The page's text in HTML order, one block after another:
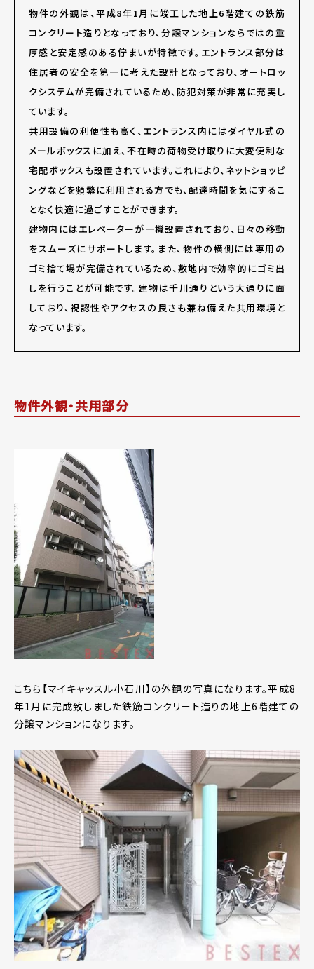
物件の外観は、平成8年1月に竣工した地上6階建ての鉄筋
コンクリート造りとなっており、分譲マンションならではの重
厚感と安定感のある佇まいが特徴です。エントランス部分は
住居者の安全を第一に考えた設計となっており、オートロッ
クシステムが完備されているため、防犯対策が非常に充実し
ています。
共用設備の利便性も高く、エントランス内にはダイヤル式の
メールボックスに加え、不在時の荷物受け取りに大変便利な
宅配ボックスも設置されています。これにより、ネットショッピ
ングなどを頻繁に利用される方でも、配達時間を気にするこ
となく快適に過ごすことができます。
建物内にはエレベーターが一機設置されており、日々の移動
をスムーズにサポートします。また、物件の横側には専用の
ゴミ捨て場が完備されているため、敷地内で効率的にゴミ出
しを行うことが可能です。建物は千川通りという大通りに面
しており、視認性やアクセスの良さも兼ね備えた共用環境と
なっています。
物件外観・共用部分
こちら【マイキャッスル小石川】の外観の写真になります。平成8
年1月に完成致しました鉄筋コンクリート造りの地上6階建ての
分譲マンションになります。